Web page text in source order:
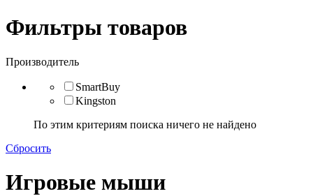
Фильтры товаров
Производитель
SmartBuy
Kingston
По этим критериям поиска ничего не найдено
Сбросить
Игровые мыши